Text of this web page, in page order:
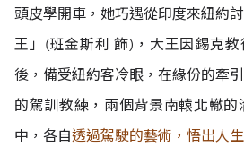
頭皮學開車，她巧遇從印度來紐約
王」(班金斯利 飾)，大王因錫克
後，備受紐約客冷眼，在緣份的牽
的駕訓教練，兩個背景南轅北轍
中，各自透過駕駛的藝術，悟出人